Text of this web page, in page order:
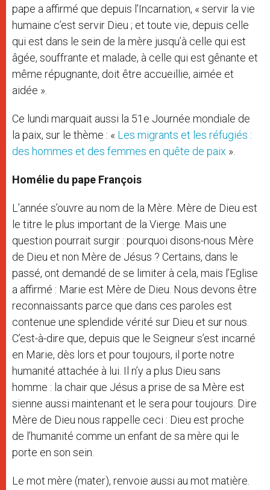
pape a affirmé que depuis l’Incarnation, « servir la vie
humaine c’est servir Dieu ; et toute vie, depuis celle
qui est dans le sein de la mère jusqu’à celle qui est
âgée, souffrante et malade, à celle qui est gênante et
même répugnante, doit être accueillie, aimée et
aidée ».
Ce lundi marquait aussi la 51e Journée mondiale de
la paix, sur le thème : « Les migrants et les réfugiés :
des hommes et des femmes en quête de paix ».
Homélie du pape François
L’année s’ouvre au nom de la Mère. Mère de Dieu est
le titre le plus important de la Vierge. Mais une
question pourrait surgir : pourquoi disons-nous Mère
de Dieu et non Mère de Jésus ? Certains, dans le
passé, ont demandé de se limiter à cela, mais l’Eglise
a affirmé : Marie est Mère de Dieu. Nous devons être
reconnaissants parce que dans ces paroles est
contenue une splendide vérité sur Dieu et sur nous.
C’est-à-dire que, depuis que le Seigneur s’est incarné
en Marie, dès lors et pour toujours, il porte notre
humanité attachée à lui. Il n’y a plus Dieu sans
homme : la chair que Jésus a prise de sa Mère est
sienne aussi maintenant et le sera pour toujours. Dire
Mère de Dieu nous rappelle ceci : Dieu est proche
de l’humanité comme un enfant de sa mère qui le
porte en son sein.
Le mot mère (mater), renvoie aussi au mot matière.